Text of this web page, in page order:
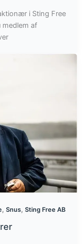
i Sting Free
af
, Snus, Sting Free AB